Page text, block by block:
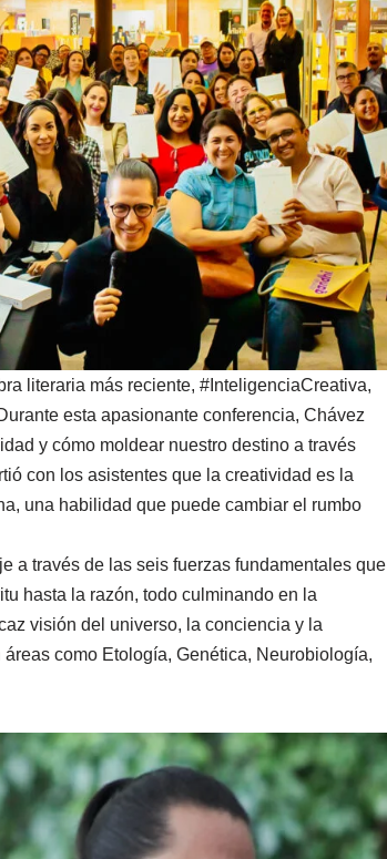
literaria más reciente, #InteligenciaCreativa,
esta apasionante conferencia, Chávez
y cómo moldear nuestro destino a través
con los asistentes que la creatividad es la
una habilidad que puede cambiar el rumbo
a través de las seis fuerzas fundamentales que
hasta la razón, todo culminando en la
visión del universo, la conciencia y la
como Etología, Genética, Neurobiología,